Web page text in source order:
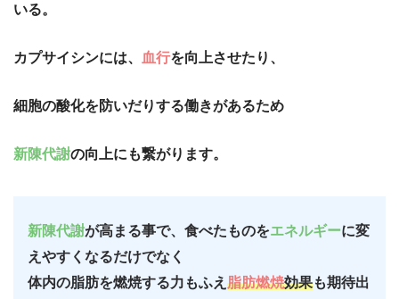
いる。
カプサイシンには、 血行を向上させたり、
細胞の酸化を防いだりする働きがあるため
新陳代謝の向上にも繋がります。
新陳代謝が高まる事で、食べたものをエネルギーに変
えやすくなるだけでなく
体内の脂肪を燃焼する力もふえ 脂肪燃焼効果も期待出